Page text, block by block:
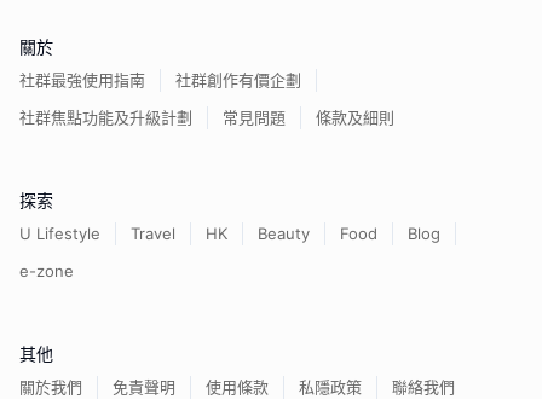
關於
社群最強使用指南
社群創作有價企劃
社群焦點功能及升級計劃
常見問題 條款及細則
探索
U Lifestyle Travel HK Beauty Food
Blog
e-zone
其他
關於我們 免責聲明 使用條款 私隱政策 聯絡我們